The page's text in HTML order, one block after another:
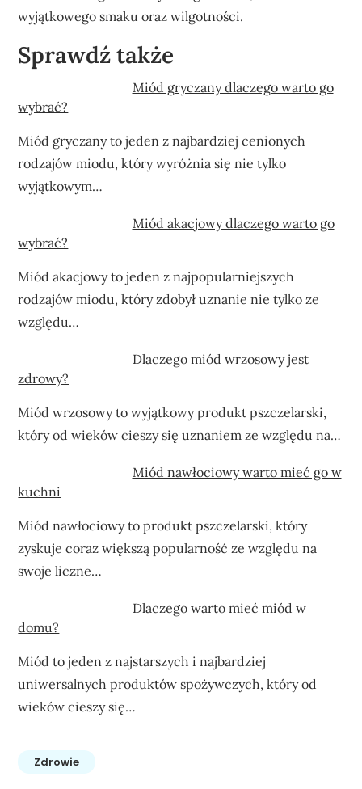
wyjątkowego smaku oraz wilgotności.
Sprawdź także
Miód gryczany dlaczego warto go
wybrać?
Miód gryczany to jeden z najbardziej cenionych
rodzajów miodu, który wyróżnia się nie tylko
wyjątkowym…
Miód akacjowy dlaczego warto go
wybrać?
Miód akacjowy to jeden z najpopularniejszych
rodzajów miodu, który zdobył uznanie nie tylko ze
względu…
Dlaczego miód wrzosowy jest
zdrowy?
Miód wrzosowy to wyjątkowy produkt pszczelarski,
który od wieków cieszy się uznaniem ze względu na…
Miód nawłociowy warto mieć go w
kuchni
Miód nawłociowy to produkt pszczelarski, który
zyskuje coraz większą popularność ze względu na
swoje liczne…
Dlaczego warto mieć miód w
domu?
Miód to jeden z najstarszych i najbardziej
uniwersalnych produktów spożywczych, który od
wieków cieszy się…
Zdrowie